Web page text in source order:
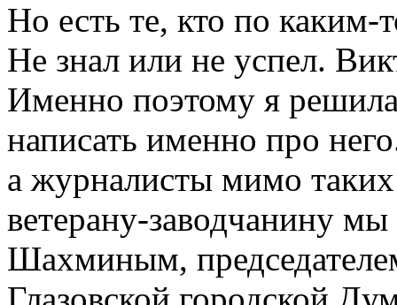
Но есть те, кто по
Не знал или не успел.
Именно поэтому я
написать именно про
а журналисты мимо
ветерану-заводчанину
Шахминым,